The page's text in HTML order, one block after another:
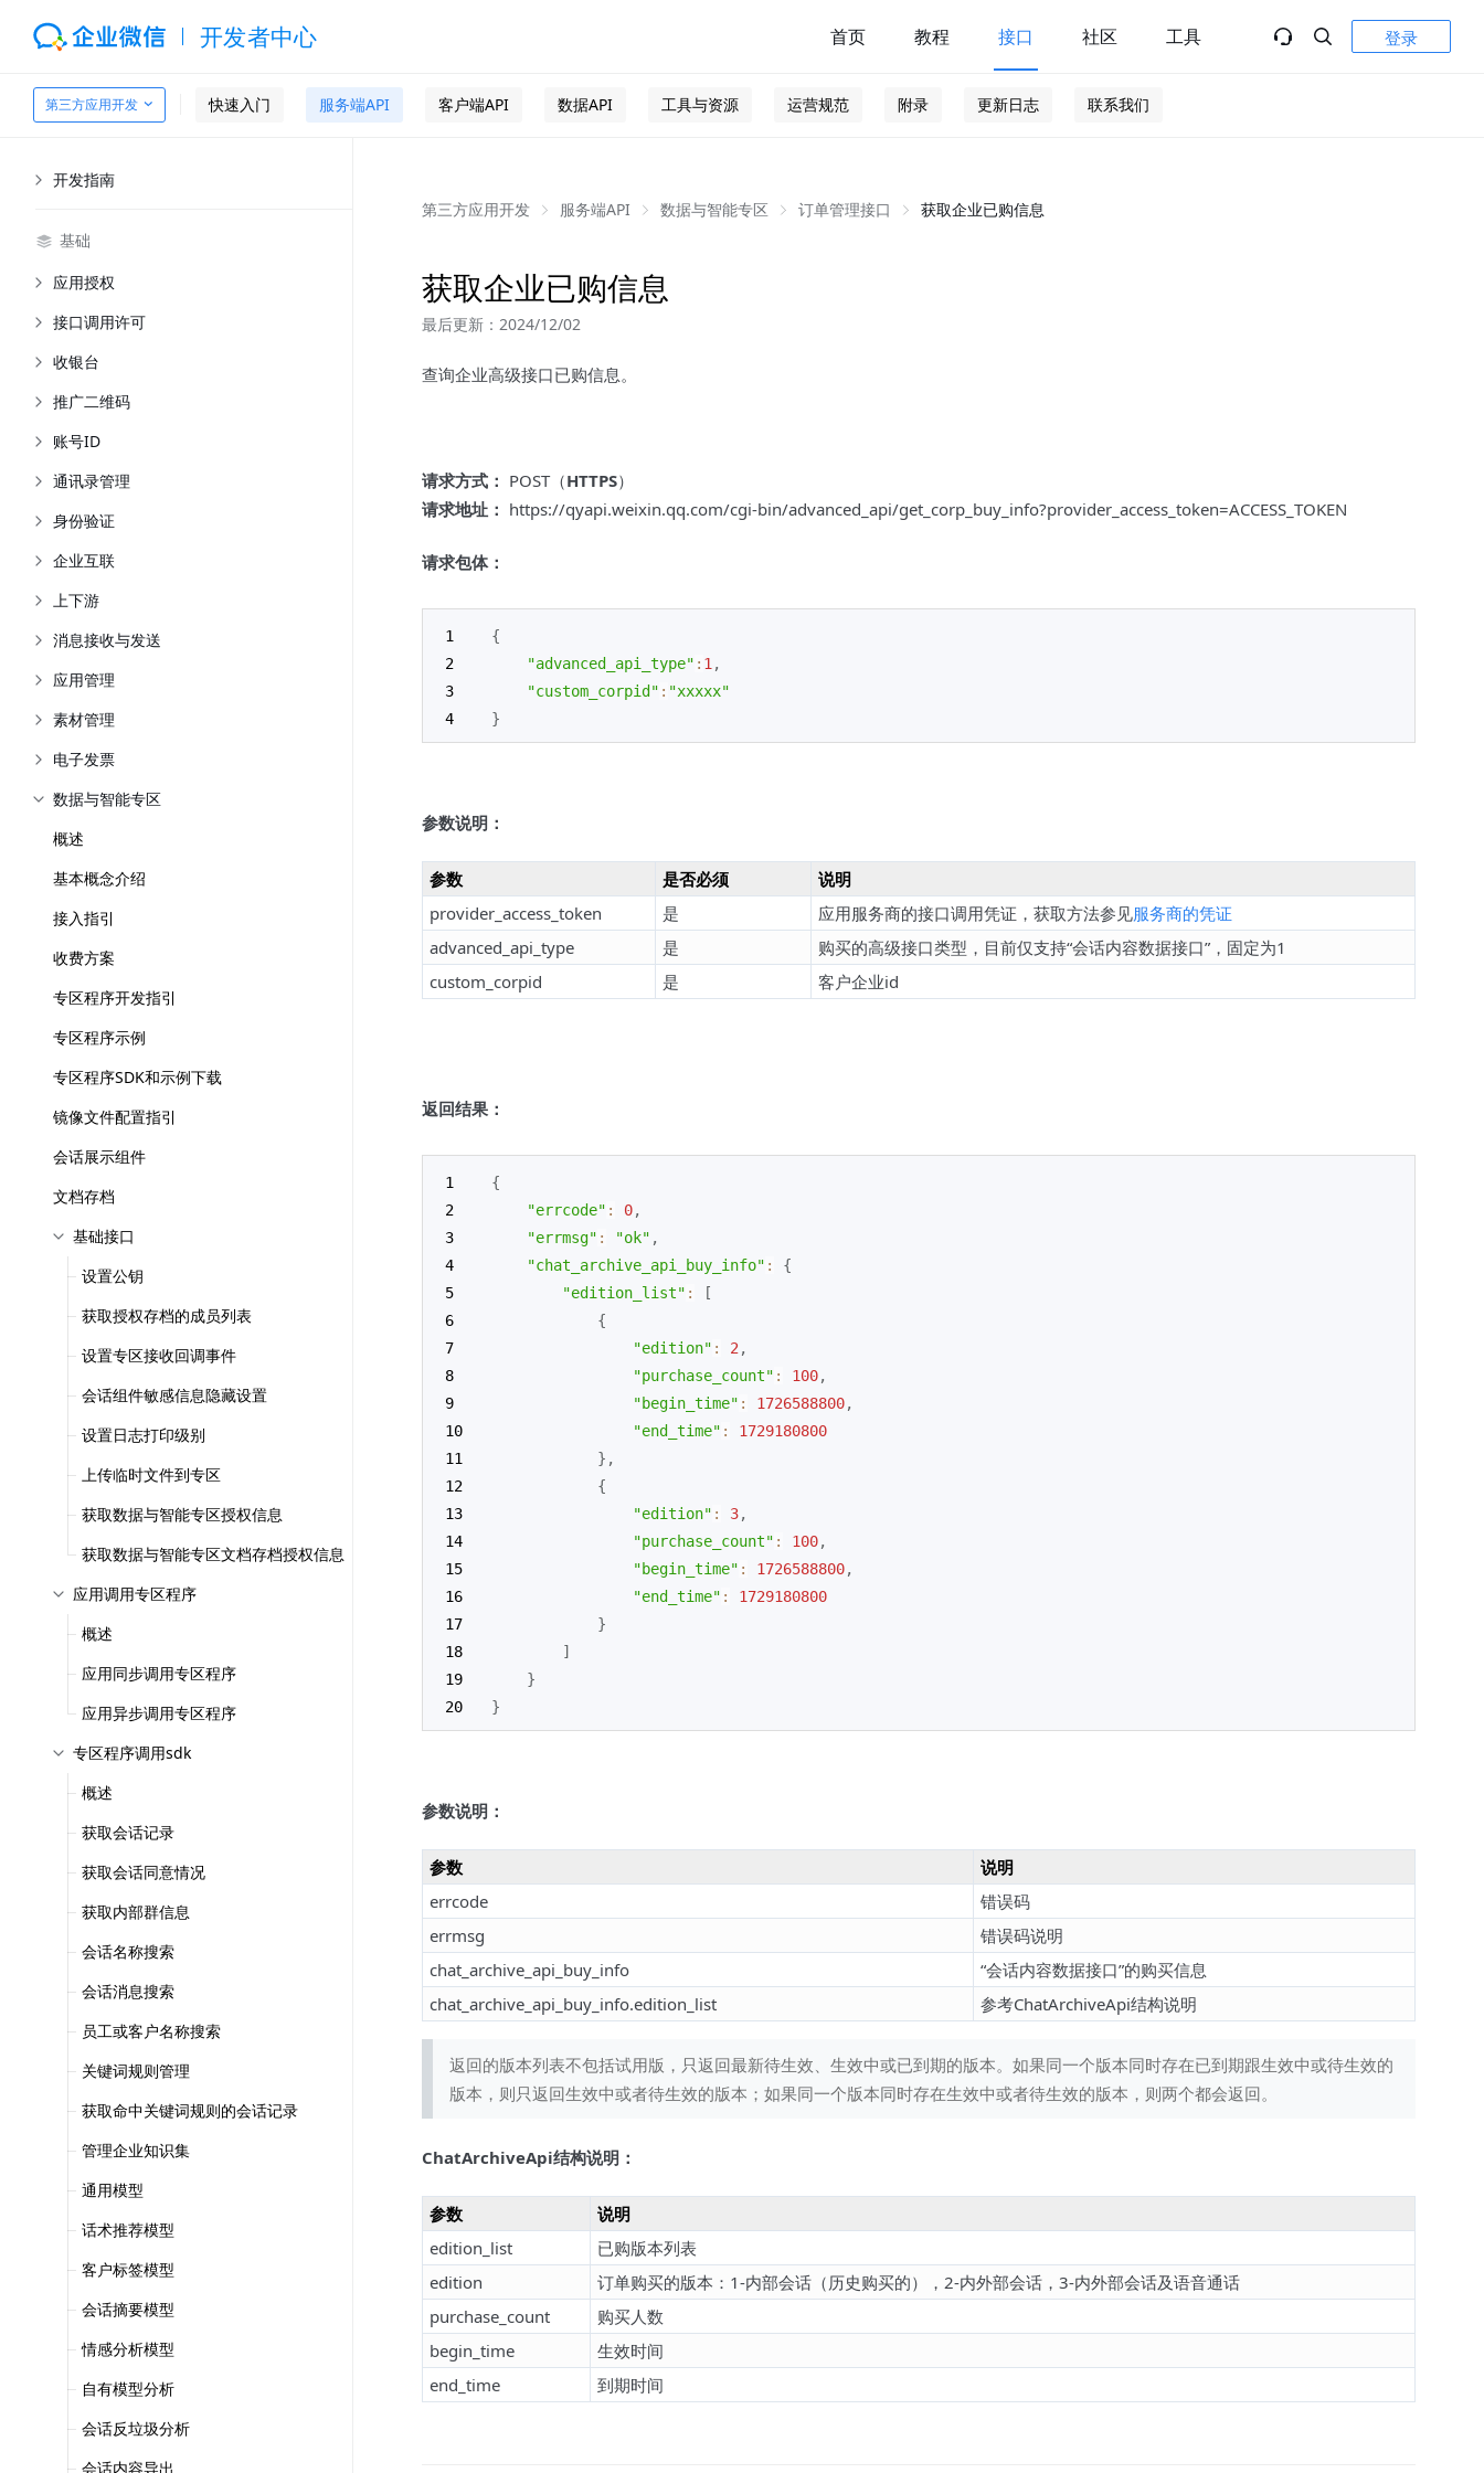
开发者中心 首页 教程 接口 社区 工具 登录
第三方应用开发 快速入门 服务端API 客户端API 数据API 工具与资源 运营规范 附录 更新日志 联系我们
开发指南
基础
应用授权
接口调用许可
收银台
推广二维码
账号ID
通讯录管理
身份验证
企业互联
上下游
消息接收与发送
应用管理
素材管理
电子发票
数据与智能专区
概述
基本概念介绍
接入指引
收费方案
专区程序开发指引
专区程序示例
专区程序SDK和示例下载
镜像文件配置指引
会话展示组件
文档存档
基础接口
设置公钥
获取授权存档的成员列表
设置专区接收回调事件
会话组件敏感信息隐藏设置
设置日志打印级别
上传临时文件到专区
获取数据与智能专区授权信息
获取数据与智能专区文档存档授权信息
应用调用专区程序
概述
应用同步调用专区程序
应用异步调用专区程序
专区程序调用sdk
概述
获取会话记录
获取会话同意情况
获取内部群信息
会话名称搜索
会话消息搜索
员工或客户名称搜索
关键词规则管理
获取命中关键词规则的会话记录
管理企业知识集
通用模型
话术推荐模型
客户标签模型
会话摘要模型
情感分析模型
自有模型分析
会话反垃圾分析
会话内容导出
第三方应用开发 服务端API 数据与智能专区 订单管理接口 获取企业已购信息
获取企业已购信息
最后更新：2024/12/02
查询企业高级接口已购信息。
请求方式： POST（HTTPS）
请求地址： https://qyapi.weixin.qq.com/cgi-bin/advanced_api/get_corp_buy_info?provider_access_token=ACCESS_TOKEN
请求包体：
{
"advanced_api_type" : 1 ,
"custom_corpid" : "xxxxx"
}
参数说明：
参数 是否必须
说明
provider_access_token
是 应用服务商的接口调用凭证，获取方法参见服务商的凭证
advanced_api_type
是
购买的高级接口类型，目前仅支持“会话内容数据接口”，固定为1
custom_corpid
是 客户企业id
返回结果：
{
"errcode" : 0,
"errmsg" : "ok" ,
"chat_archive_api_buy_info" :
{
"edition_list" :
[
{
"edition" : 2 ,
"purchase_count" : 100,
"begin_time" : 1726588800,
"end_time" :
1729180800
} ,
{
"edition" : 3,
"purchase_count" : 100,
"begin_time" : 1726588800,
"end_time" :
1729180800
}
]
}
}
参数说明：
参数
说明
errcode
错误码
errmsg
错误码说明
chat_archive_api_buy_info
“会话内容数据接口”的购买信息
chat_archive_api_buy_info.edition_list
参考ChatArchiveApi结构说明
返回的版本列表不包括试用版，只返回最新待生效、生效中或已到期的版本。如果同一个版本同时存在已到期跟生效中或待生效的
版本，则只返回生效中或者待生效的版本；如果同一个版本同时存在生效中或者待生效的版本，则两个都会返回。
ChatArchiveApi结构说明：
参数
说明
edition_list
已购版本列表
edition
订单购买的版本：1-内部会话（历史购买的），2-内外部会话，3-内外部会话及语音通话
purchase_count
购买人数
begin_time
生效时间
end_time
到期时间